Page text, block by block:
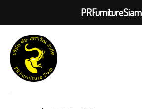
PRFurnitureSiam